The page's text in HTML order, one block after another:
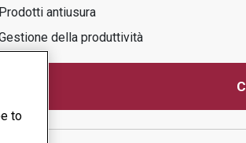
Prodotti antiusura
della produttività
to